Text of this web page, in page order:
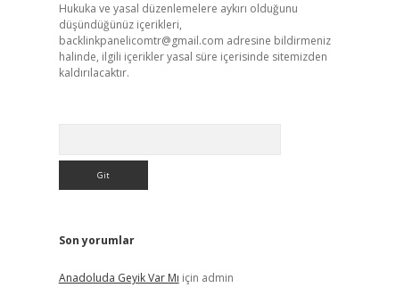
Hukuka ve yasal düzenlemelere aykırı olduğunu
düşündüğünüz içerikleri,
backlinkpanelicomtr@gmail.com adresine bildirmeniz
halinde, ilgili içerikler yasal süre içerisinde sitemizden
kaldırılacaktır.
Son yorumlar
Anadoluda Geyik Var Mı için admin